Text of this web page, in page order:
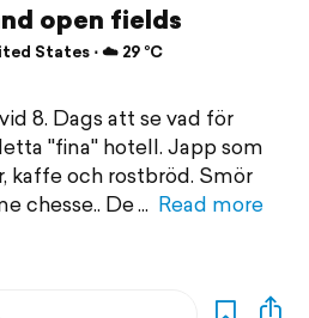
open fields
States ⋅ ☁️ 29 °C
8. Dags att se vad för
"fina" hotell. Japp som
kaffe och rostbröd. Smör
chesse.. De
Read more